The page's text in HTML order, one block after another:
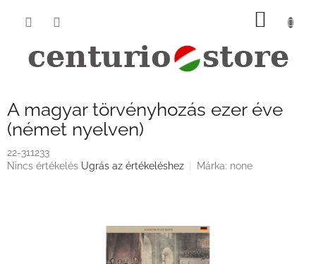
KOSÁR
A magyar törvényhozás ezer éve
(német nyelven)
22-311233
A
Nincs értékelés Ugrás az értékeléshez Márka: none